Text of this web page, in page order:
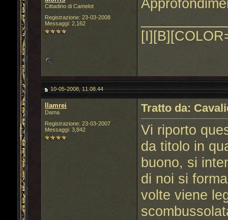
Cittadino di Camelot
Registrazione: 23-03-2008
Messaggi: 2,162
10-05-2008, 11.08.44
llamrei
Dama
Registrazione: 23-03-2007
Messaggi: 3,842
Tratto da:
Vi riporto
da titolo in
buono, si
di noi si
volte viene